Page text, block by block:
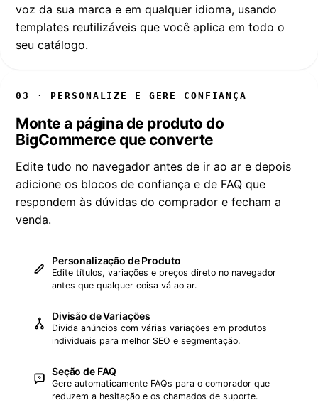
voz da sua marca e em qualquer idioma, usando
templates reutilizáveis que você aplica em todo o
seu catálogo.
03 · PERSONALIZE E GERE CONFIANÇA
Monte a página de produto do
BigCommerce que converte
Edite tudo no navegador antes de ir ao ar e depois
adicione os blocos de confiança e de FAQ que
respondem às dúvidas do comprador e fecham a
venda.
Personalização de Produto
Edite títulos, variações e preços direto no navegador
antes que qualquer coisa vá ao ar.
Divisão de Variações
Divida anúncios com várias variações em produtos
individuais para melhor SEO e segmentação.
Seção de FAQ
Gere automaticamente FAQs para o comprador que
reduzem a hesitação e os chamados de suporte.